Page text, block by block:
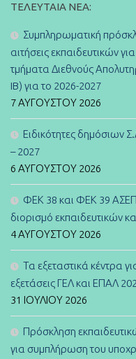
ΤΕΛΕΥΤΑΊΑ ΝΈΑ:
Συμπληρωματική
αιτήσεις εκπαιδευτικών
τμήματα Διεθνούς
IB) για το 2026-2027
7 ΑΥΓΟΎΣΤΟΥ 2026
Ειδικότητες δημόσιων
– 2027
6 ΑΥΓΟΎΣΤΟΥ 2026
ΦΕΚ 38 και ΦΕΚ 39 ΑΣΕΠ
διορισμό εκπαιδευτικών
4 ΑΥΓΟΎΣΤΟΥ 2026
Τα εξεταστικά κέντρα
εξετάσεις ΓΕΛ και ΕΠΑΛ
31 ΙΟΥΛΊΟΥ 2026
Πρόσκληση
για συμπλήρωση του